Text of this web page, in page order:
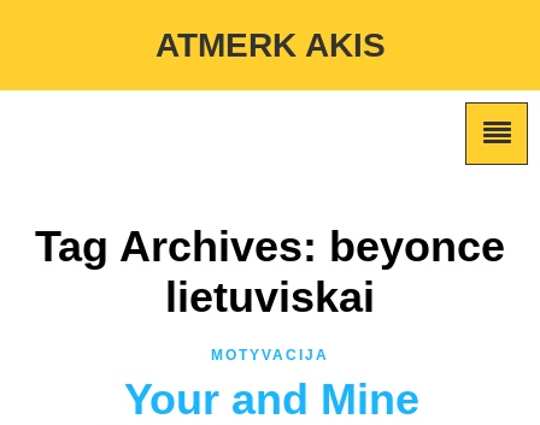
/home/atmerkakis/public_html/wp-content/themes/marketing-
ATMERK AKIS
Tag Archives: beyonce
lietuviskai
MOTYVACIJA
Your and Mine